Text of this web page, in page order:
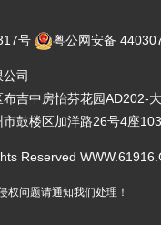
号 粤公网安备
司
吉中房怡芬花园AD202-
鼓楼区加洋路26号4座103
Reserved
权问题请通知我们处理！